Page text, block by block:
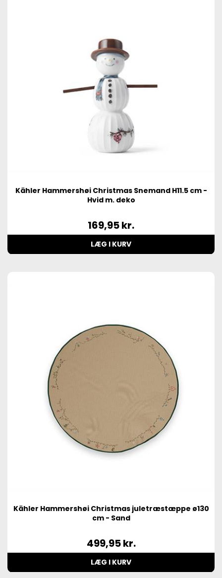
Kähler Hammershøi Christmas Snemand H11.5 cm -
Hvid m. deko
169,95kr.
LÆG I KURV
Kähler Hammershøi Christmas juletræstæppe ø130
cm - Sand
499,95kr.
LÆG I KURV